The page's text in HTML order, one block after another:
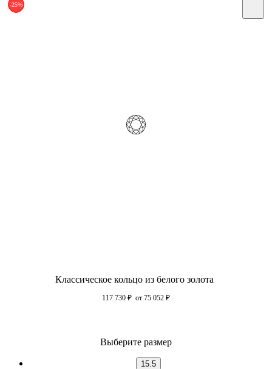
-25%
Классическое кольцо из белого золота
117 730 ₽ от 75 052 ₽
Выберите размер
15.5